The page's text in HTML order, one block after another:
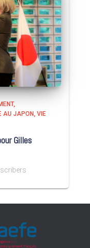
AU JAPON VIE
Gilles